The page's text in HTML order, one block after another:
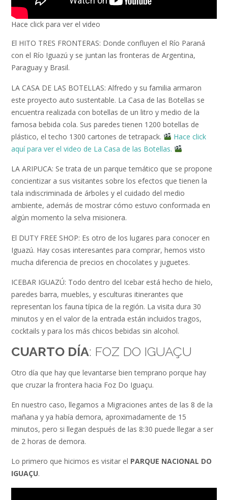
Hace click para ver el video
El HITO TRES FRONTERAS: Donde confluyen el Río Paraná
con el Río Iguazú y se juntan las fronteras de Argentina,
Paraguay y Brasil.
LA CASA DE LAS BOTELLAS: Alfredo y su familia armaron
este proyecto auto sustentable. La Casa de las Botellas se
encuentra realizada con botellas de un litro y medio de la
famosa bebida cola. Sus paredes tienen 1200 botellas de
plástico, el techo 1300 cartones de tetrapack.
Hace click
aquí para ver el video de La Casa de las Botellas.
LA ARIPUCA: Se trata de un parque temático que se propone
concientizar a sus visitantes sobre los efectos que tienen la
tala indiscriminada de árboles y el cuidado del medio
ambiente, además de mostrar cómo estuvo conformada en
algún momento la selva misionera.
El DUTY FREE SHOP: Es otro de los lugares para conocer en
Iguazú. Hay cosas interesantes para comprar, hemos visto
mucha diferencia de precios en chocolates y juguetes.
ICEBAR IGUAZÚ: Todo dentro del Icebar está hecho de hielo,
paredes barra, muebles, y esculturas itinerantes que
representan los fauna típica de la región. La visita dura 30
minutos y en el valor de la entrada están incluidos tragos,
cocktails y para los más chicos bebidas sin alcohol.
CUARTO DÍA: FOZ DO IGUAÇU
Otro día que hay que levantarse bien temprano porque hay
que cruzar la frontera hacia Foz Do Iguaçu.
En nuestro caso, llegamos a Migraciones antes de las 8 de la
mañana y ya había demora, aproximadamente de 15
minutos, pero si llegan después de las 8:30 puede llegar a ser
de 2 horas de demora.
Lo primero que hicimos es visitar el PARQUE NACIONAL DO
IGUAÇU.